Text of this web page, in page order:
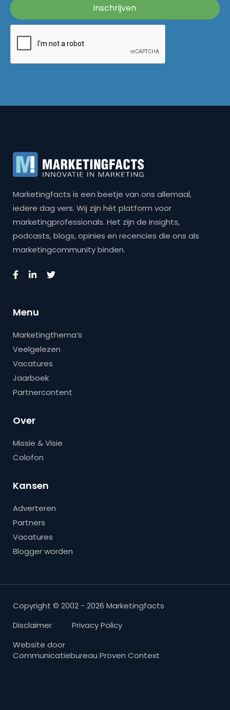
Marketingfacts is een beetje van ons allemaal,
iedere dag vers. Wij zijn hét platform voor
marketingprofessionals. Het zijn de insights,
podcasts, blogs, opinies en recencies die ons als
marketingcommunity binden.
Menu
Marketingthema’s
Veelgelezen
Vacatures
Jaarboek
Partnercontent
Over
Missie & Visie
Colofon
Kansen
Adverteren
Partners
Vacatures
Blogger worden
Copyright © 2002 - 2026 Marketingfacts
Disclaimer
Privacy Policy
Website door
Communicatiebureau Proven Context